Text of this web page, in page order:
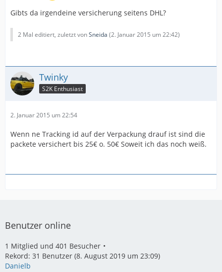
Gibts da irgendeine versicherung seitens DHL?
2 Mal editiert, zuletzt vonSneida (2. Januar 2015 um 22:42)
Twinky
S2K Enthusiast
2. Januar 2015 um 22:54
Wenn ne Tracking id auf der Verpackung drauf ist sind die
packete versichert bis 25€ o. 50€ Soweit ich das noch weiß.
Benutzer online
1 Mitglied und 401 Besucher
Rekord: 31 Benutzer (8. August 2019 um 23:09)
Danielb